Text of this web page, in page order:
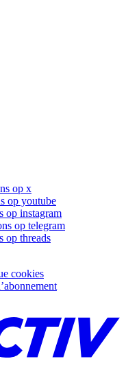
op x
op youtube
op instagram
op telegram
op threads
cookies